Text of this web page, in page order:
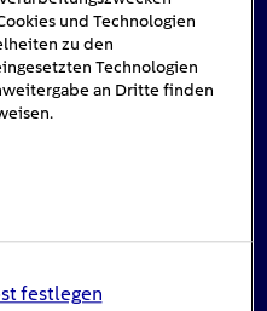
und Technologien
zu den
Technologien
an Dritte finden
festlegen